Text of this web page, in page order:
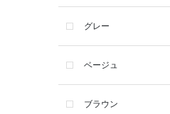
グレー
ベージュ
ブラウン